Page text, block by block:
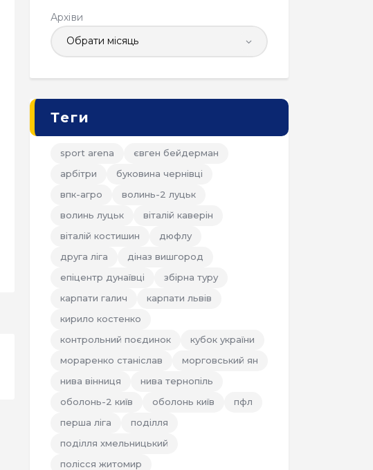
Архіви
Теги
sport arena
євген бейдерман
арбітри
буковина чернівці
впк-агро
волинь-2 луцьк
волинь луцьк
віталій каверін
віталій костишин
дюфлу
друга ліга
діназ вишгород
епіцентр дунаївці
збірна туру
карпати галич
карпати львів
кирило костенко
контрольний поєдинок
кубок україни
мораренко станіслав
морговський ян
нива вінниця
нива тернопіль
оболонь-2 київ
оболонь київ
пфл
перша ліга
поділля
поділля хмельницький
полісся житомир